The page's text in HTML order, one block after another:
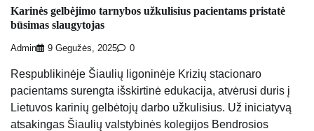
Karinės gelbėjimo tarnybos užkulisius pacientams pristatė
būsimas slaugytojas
Admin 9 Gegužės, 2025 0
Respublikinėje Šiaulių ligoninėje Krizių stacionaro
pacientams surengta išskirtinė edukacija, atvėrusi duris į
Lietuvos karinių gelbėtojų darbo užkulisius. Už iniciatyvą
atsakingas Šiaulių valstybinės kolegijos Bendrosios